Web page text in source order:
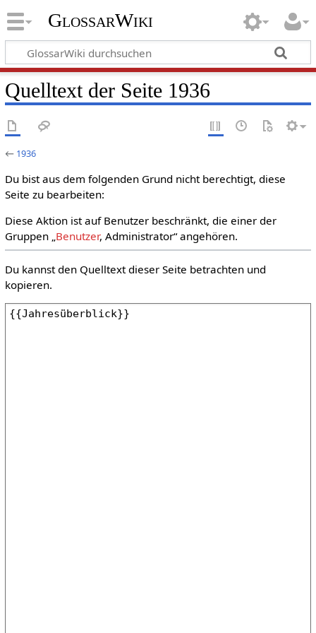
GlossarWiki
Quelltext der Seite 1936
← 1936
Du bist aus dem folgenden Grund nicht berechtigt, diese
Seite zu bearbeiten:
Diese Aktion ist auf Benutzer beschränkt, die einer der
Gruppen „Benutzer, Administrator“ angehören.
Du kannst den Quelltext dieser Seite betrachten und
kopieren.